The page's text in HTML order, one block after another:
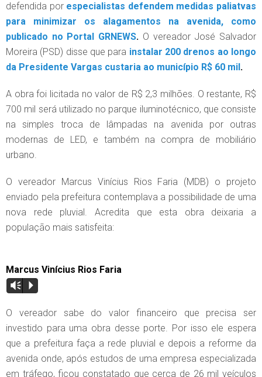
defendida por especialistas defendem medidas paliatvas
para minimizar os alagamentos na avenida, como
publicado no Portal GRNEWS. O vereador José Salvador
Moreira (PSD) disse que para instalar 200 drenos ao longo
da Presidente Vargas custaria ao município R$ 60 mil.
A obra foi licitada no valor de R$ 2,3 milhões. O restante, R$
700 mil será utilizado no parque iluminotécnico, que consiste
na simples troca de lâmpadas na avenida por outras
modernas de LED, e também na compra de mobiliário
urbano.
O vereador Marcus Vinícius Rios Faria (MDB) o projeto
enviado pela prefeitura contemplava a possibilidade de uma
nova rede pluvial. Acredita que esta obra deixaria a
população mais satisfeita:
Marcus Vinícius Rios Faria
Vm P
O vereador sabe do valor financeiro que precisa ser
investido para uma obra desse porte. Por isso ele espera
que a prefeitura faça a rede pluvial e depois a reforme da
avenida onde, após estudos de uma empresa especializada
em tráfego, ficou constatado que cerca de 26 mil veículos